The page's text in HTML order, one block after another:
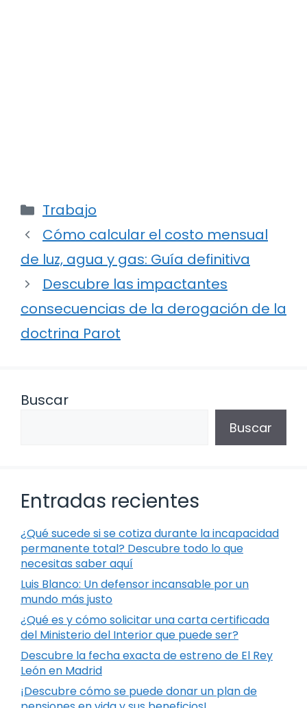
Categorías
Trabajo
Cómo calcular el costo mensual
de luz, agua y gas: Guía definitiva
Descubre las impactantes
consecuencias de la derogación de la
doctrina Parot
Buscar
Buscar
Entradas recientes
¿Qué sucede si se cotiza durante la incapacidad
permanente total? Descubre todo lo que
necesitas saber aquí
Luis Blanco: Un defensor incansable por un
mundo más justo
¿Qué es y cómo solicitar una carta certificada
del Ministerio del Interior que puede ser?
Descubre la fecha exacta de estreno de El Rey
León en Madrid
¡Descubre cómo se puede donar un plan de